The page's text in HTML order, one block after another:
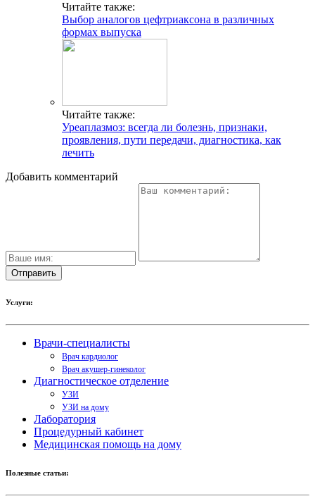
Читайте также:
Выбор аналогов цефтриаксона в различных
формах выпуска
Читайте также:
Уреаплазмоз: всегда ли болезнь, признаки,
проявления, пути передачи, диагностика, как
лечить
Добавить комментарий
Услуги:
Врачи-специалисты
Врач кардиолог
Врач акушер-гинеколог
Диагностическое отделение
УЗИ
УЗИ на дому
Лаборатория
Процедурный кабинет
Медицинская помощь на дому
Полезные статьи: